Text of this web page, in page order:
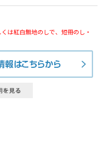
は紅白無地のしで、短冊のし・